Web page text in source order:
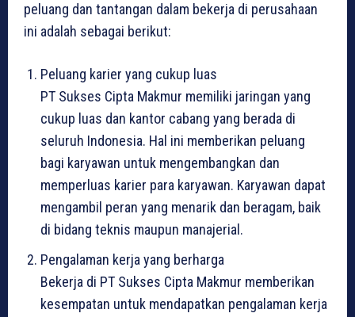
peluang dan tantangan dalam bekerja di perusahaan
ini adalah sebagai berikut:
Peluang karier yang cukup luas
PT Sukses Cipta Makmur memiliki jaringan yang
cukup luas dan kantor cabang yang berada di
seluruh Indonesia. Hal ini memberikan peluang
bagi karyawan untuk mengembangkan dan
memperluas karier para karyawan. Karyawan dapat
mengambil peran yang menarik dan beragam, baik
di bidang teknis maupun manajerial.
Pengalaman kerja yang berharga
Bekerja di PT Sukses Cipta Makmur memberikan
kesempatan untuk mendapatkan pengalaman kerja